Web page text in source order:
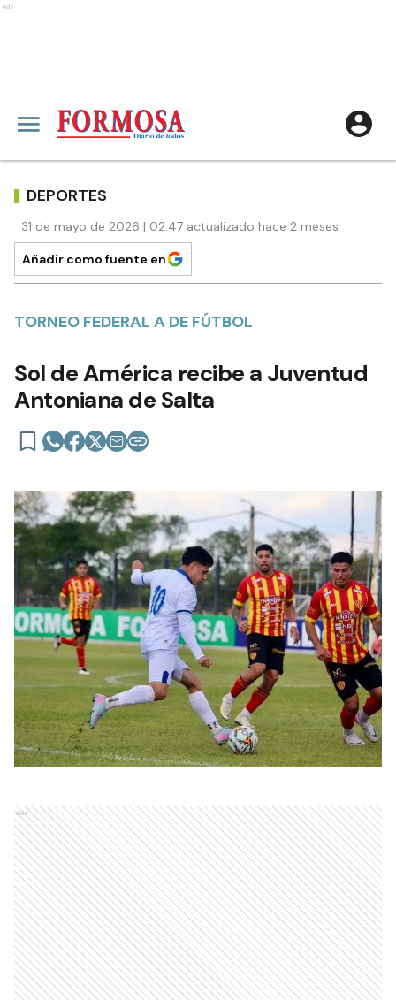
Ads
DEPORTES
31 de mayo de 2026 | 02:47 actualizado hace 2 meses
Añadir como fuente en
TORNEO FEDERAL A DE FÚTBOL
Sol de América recibe a Juventud
Antoniana de Salta
Ads